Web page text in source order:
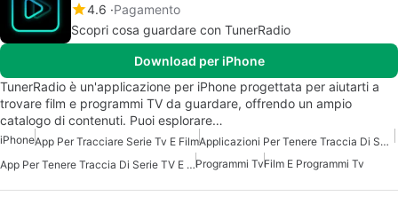
4.6 Pagamento
Scopri cosa guardare con TunerRadio
Download per iPhone
TunerRadio è un'applicazione per iPhone progettata per aiutarti a
trovare film e programmi TV da guardare, offrendo un ampio
catalogo di contenuti. Puoi esplorare…
iPhoneApp Per Tracciare Serie Tv E Film
Applicazioni Per Tenere Traccia Di Serie TV E Film
App Per Tenere Traccia Di Serie TV E FilmProgrammi TvFilm E Programmi Tv